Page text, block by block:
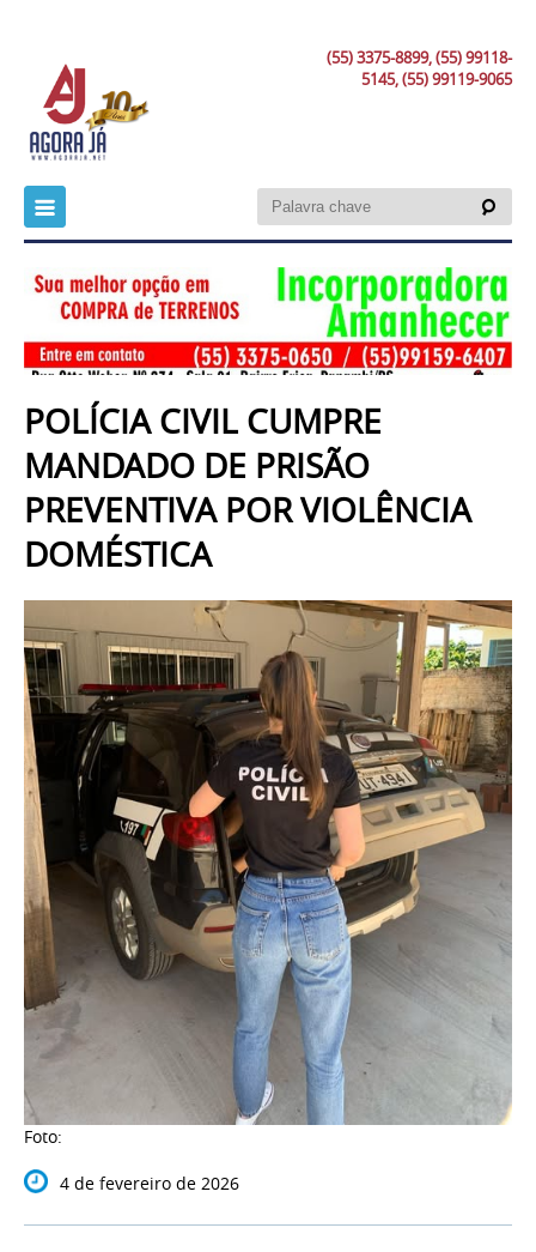
(55) 3375-8899, (55) 99118-
5145, (55) 99119-9065
POLÍCIA CIVIL CUMPRE
MANDADO DE PRISÃO
PREVENTIVA POR VIOLÊNCIA
DOMÉSTICA
Foto:
4 de fevereiro de 2026